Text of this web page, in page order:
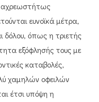
αχρεωστήτως
ευνοϊκά μέτρα,
δόλου, όπως η τριετής
εξόφλησής τους με
καταβολές,
χαμηλών οφειλών
έτσι υπόψη η